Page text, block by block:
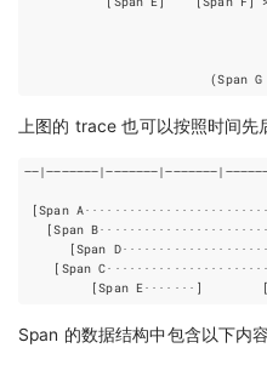
上图的 trace 也可以按照时间先
Span 的数据结构中包含以下内容